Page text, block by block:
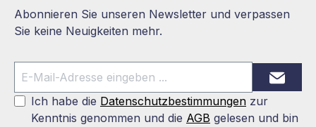
Abonnieren Sie unseren Newsletter und verpassen
Sie keine Neuigkeiten mehr.
Ich habe die Datenschutzbestimmungen zur
Kenntnis genommen und die AGB gelesen und bin